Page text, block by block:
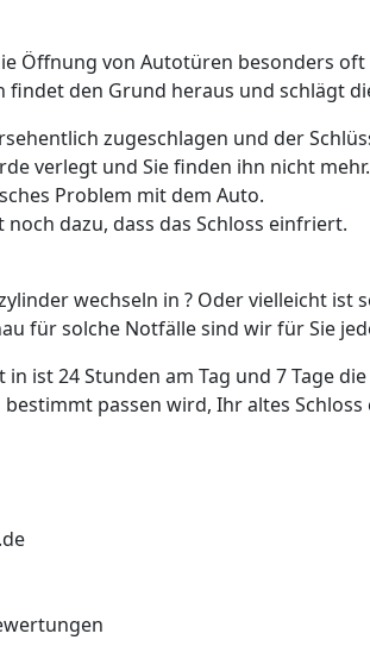
Öffnung von Autotüren besonders
findet den Grund heraus und schlägt
zugeschlagen und der
verlegt und Sie finden ihn nicht mehr.
Problem mit dem Auto.
dazu, dass das Schloss einfriert.
wechseln in ? Oder vielleicht ist
für solche Notfälle sind wir für Sie
in ist 24 Stunden am Tag und 7 Tage
bestimmt passen wird, Ihr altes